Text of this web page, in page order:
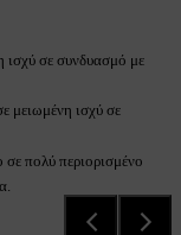
ισχύ σε συνδυασμό με
μειωμένη ισχύ σε
πολύ περιορισμένο